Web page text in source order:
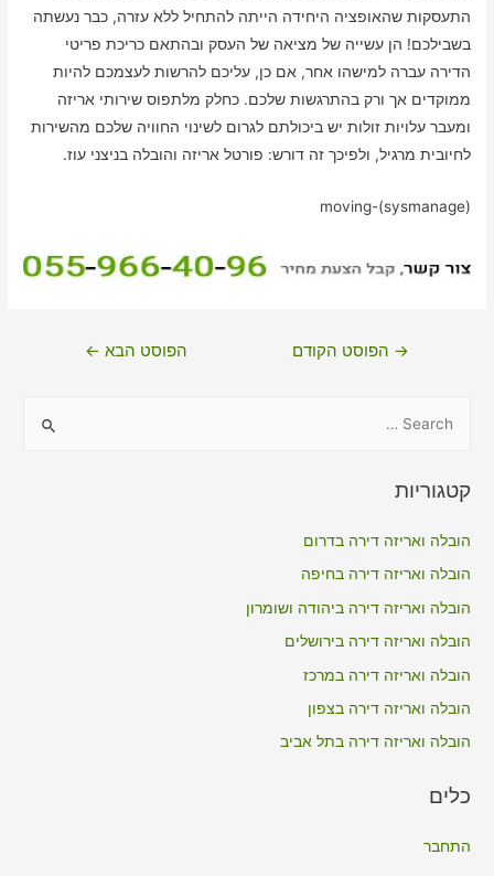
התעסקות שהאופציה היחידה הייתה להתחיל ללא עזרה, כבר נעשתה
בשבילכם! הן עשייה של מציאה של העסק ובהתאם כריכת פריטי
הדירה עברה למישהו אחר, אם כן, עליכם להרשות לעצמכם להיות
ממוקדים אך ורק בהתרגשות שלכם. כחלק מלתפוס שירותי אריזה
ומעבר עלויות זולות יש ביכולתם לגרום לשינוי החוויה שלכם מהשירות
לחיובית מרגיל, ולפיכך זה דורש: פורטל אריזה והובלה בניצני עוז.
moving-(sysmanage)
ניווט→ הפוסט הקודם הפוסט הבא ←
r
o
r
:
קטגוריות
הובלה ואריזה דירה בדרום
הובלה ואריזה דירה בחיפה
הובלה ואריזה דירה ביהודה ושומרון
הובלה ואריזה דירה בירושלים
הובלה ואריזה דירה במרכז
הובלה ואריזה דירה בצפון
הובלה ואריזה דירה בתל אביב
כלים
התחבר